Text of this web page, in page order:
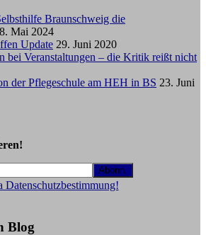
Braunschweig die
8. Mai 2024
Update 29. Juni 2020
bei Veranstaltungen – die Kritik reißt nicht
der Pflegeschule am HEH in BS 23. Juni
Datenschutzbestimmung!
Blog